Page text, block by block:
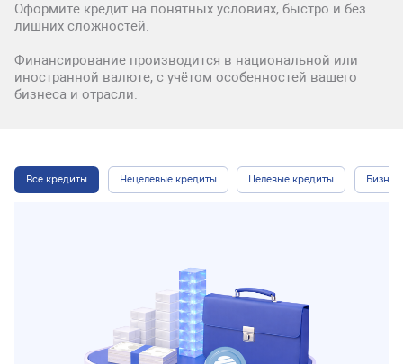
Оформите кредит на понятных условиях, быстро и без
лишних сложностей.
Финансирование производится в национальной или
иностранной валюте, с учётом особенностей вашего
бизнеса и отрасли.
Все кредиты Нецелевые кредиты Целевые кредиты